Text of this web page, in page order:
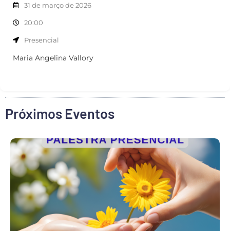
31 de março de 2026
20:00
Presencial
Maria Angelina Vallory
Próximos Eventos